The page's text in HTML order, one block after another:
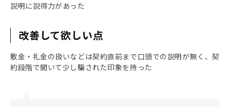
説明に説得力があった
改善して欲しい点
敷金・礼金の扱いなどは契約直前まで口頭での説明が無く、契
約段階で聞いて少し騙された印象を持った